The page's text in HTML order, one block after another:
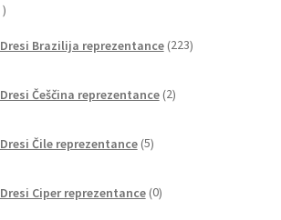
20
Dresi Brazilija reprezentance 223izdelkov
Dresi Češčina reprezentance 2izdelka
Dresi Čile reprezentance 5izdelkov
Dresi Ciper reprezentance 0izdelkov